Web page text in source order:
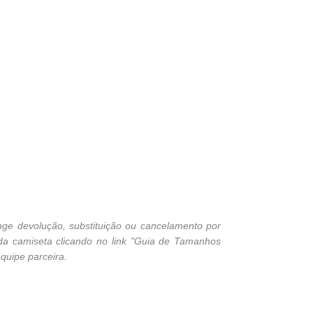
devolução, substituição ou cancelamento por
camiseta clicando no link "Guia de Tamanhos
parceira.